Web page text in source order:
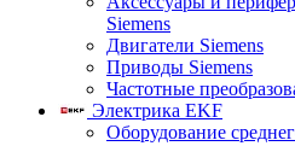
Siemens
Двигатели Siemens
Приводы Siemens
Частотные
Электрика EKF
Оборудование